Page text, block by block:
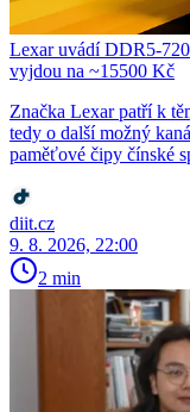
Lexar uvádí DDR5-
vyjdou na ~15500 Kč
Značka Lexar patří k
tedy o další možný
paměťové čipy čínské
diit.cz
9. 8. 2026, 22:00
2 min